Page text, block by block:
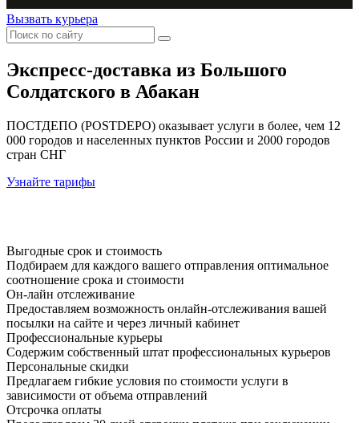
Вызвать курьера
Экспресс-доставка из Большого
Солдатского в Абакан
ПОСТДЕПО (POSTDEPO) оказывает услуги в более, чем 12
000 городов и населенных пунктов России и 2000 городов
стран СНГ
Узнайте тарифы
Выгодные срок и стоимость
Подбираем для каждого вашего отправления оптимальное
соотношение срока и стоимости
Он-лайн отслеживание
Предоставляем возможность онлайн-отслеживания вашей
посылки на сайте и через личный кабинет
Профессиональные курьеры
Содержим собственный штат профессиональных курьеров
Персональные скидки
Предлагаем гибкие условия по стоимости услуги в
зависимости от объема отправлений
Отсрочка оплаты